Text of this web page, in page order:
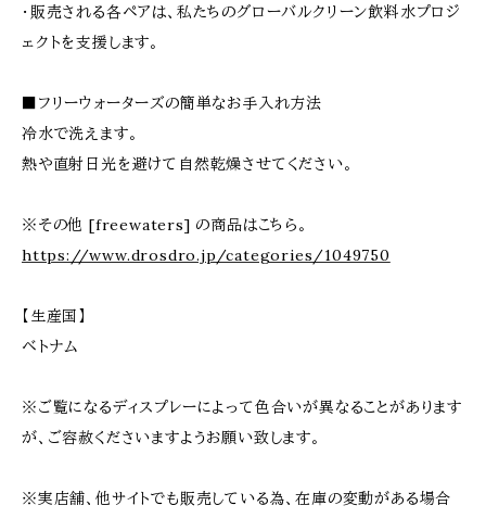
・販売される各ペアは、私たちのグローバルクリーン飲料水プロジ
ェクトを支援します。
■フリーウォーターズの簡単なお手入れ方法
冷水で洗えます。
熱や直射日光を避けて自然乾燥させてください。
※その他 [freewaters] の商品はこちら。
https://www.drosdro.jp/categories/1049750
【生産国】
ベトナム
※ご覧になるディスプレーによって色合いが異なることがあります
が、ご容赦くださいますようお願い致します。
※実店舗、他サイトでも販売している為、在庫の変動がある場合